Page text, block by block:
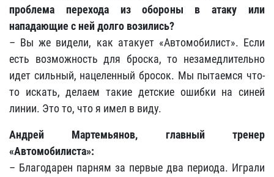
проблема перехода из обороны в атаку или
нападающие с ней долго возились?
– Вы же видели, как атакует «Автомобилист». Если
есть возможность для броска, то незамедлительно
идет сильный, нацеленный бросок. Мы пытаемся что-
то искать, делаем такие детские ошибки на синей
линии. Это то, что я имел в виду.
Андрей Мартемьянов, главный тренер
«Автомобилиста»:
– Благодарен парням за первые два периода. Играли